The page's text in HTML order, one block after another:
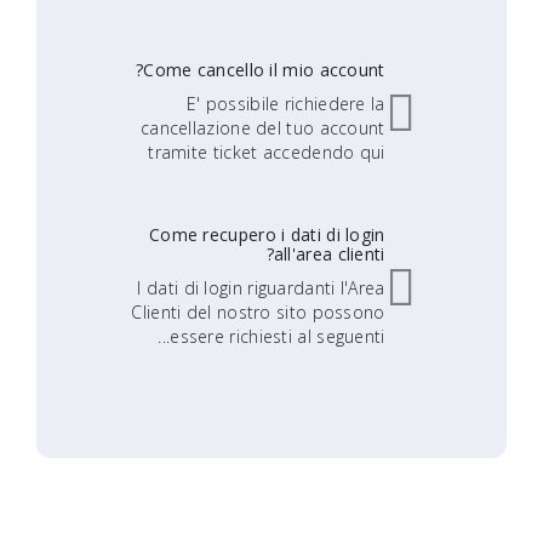
Come cancello il mio account?
E' possibile richiedere la
cancellazione del tuo account
tramite ticket accedendo qui
Come recupero i dati di login
all'area clienti?
I dati di login riguardanti l'Area
Clienti del nostro sito possono
essere richiesti al seguenti...